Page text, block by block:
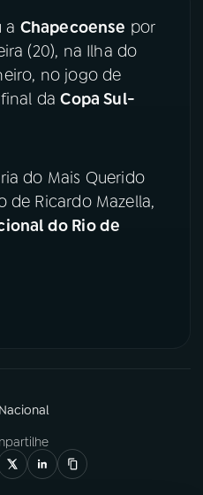
X
a Chapecoense por
(20), na Ilha do
no jogo de
final daCopa Sul-
do Mais Querido
de Ricardo Mazella,
do Rio de